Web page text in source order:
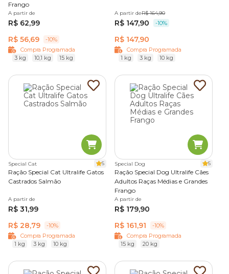
Frango
A partir de
R$ 62,99
R$ 56,69
-10%
Compra Programada
3 kg
10,1 kg 15 kg
A partir deR$ 164,90
R$ 147,90 -10%
R$ 147,90
Compra Programada
1 kg
3 kg 10 kg
Special Cat 5
Ração Special Cat Ultralife Gatos
Castrados Salmão
A partir de
R$ 31,99
R$ 28,79
-10%
Compra Programada
1 kg
3 kg 10 kg
Special Dog 5
Ração Special Dog Ultralife Cães
Adultos Raças Médias e Grandes
Frango
A partir de
R$ 179,90
R$ 161,91
-10%
Compra Programada
15 kg
20 kg